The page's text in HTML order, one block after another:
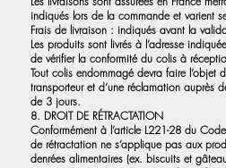
indiqués lors de la commande et varient
Frais de livraison : indiqués avant la
Les produits sont livrés à l’adresse
de vérifier la conformité du colis à
Tout colis endommagé devra faire l’objet
transporteur et d’une réclamation auprès
de 3 jours.
8. DROIT DE RÉTRACTATION
Conformément à l’article L221-28 du
de rétractation ne s’applique pas aux
denrées alimentaires (ex. biscuits et